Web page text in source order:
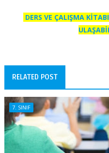
DERS VE ÇALIŞMA
RELATED POST
7. SINIF